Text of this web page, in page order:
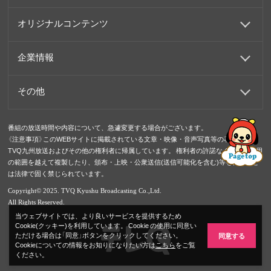
オリジナルコンテンツ
企業情報
その他
番組の放送時間や内容について、急遽変更する場合がございます。
《注意事項》このWEBサイトに掲載されている文章・映像・音声写真等の著作権は
TVQ九州放送およびその他の権利者に帰属しています。 権利者の許諾なく、私的使用
の範囲を越えて複製したり、頒布・上映・公衆送信(送信可能化を含む)等を行うこと
は法律で固く禁じられています。
Copyright© 2025. TVQ Kyushu Broadcasting Co.,Ltd.
All Rights Reserved.
当ウェブサイトでは、より良いサービスを提供するため
Cookie(クッキー)を利用しています。 Cookie の使用に同意い
ただける場合は「同意」ボタンをクリックしてください。
Cookieについての情報をお知りになりたい方はこちらをご覧
ください。
同意する